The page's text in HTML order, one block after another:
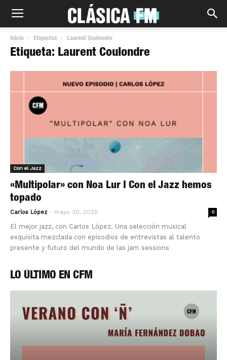
Inicio Etiquetas Laurent Coulondre
Etiqueta: Laurent Coulondre
Con el Jazz
«Multipolar» con Noa Lur I Con el Jazz hemos
topado
Carlos López - mayo 30, 2025 0
El mejor jazz, con Carlos López. Una selección musical
exquisita mezclada con episodios de entrevistas al talento
presente y futuro del mundo de las jam sessions
LO ÚLTIMO EN CFM